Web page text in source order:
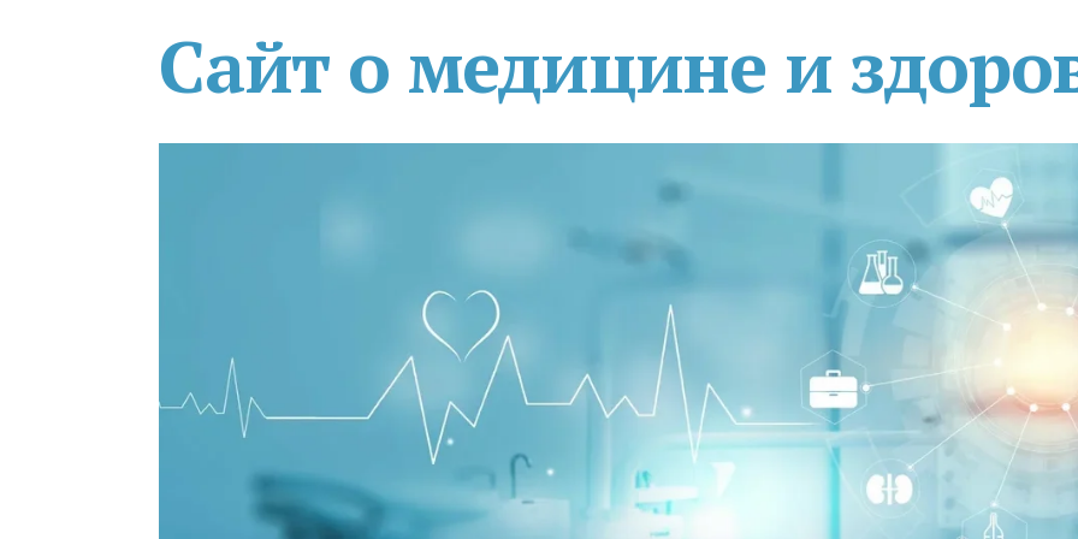
Сайт о медицине и